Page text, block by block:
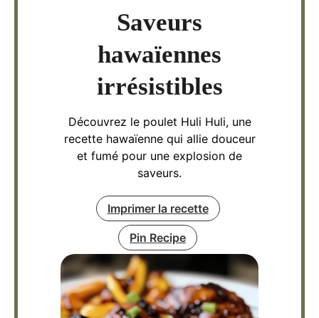
Saveurs
hawaïennes
irrésistibles
Découvrez le poulet Huli Huli, une
recette hawaïenne qui allie douceur
et fumé pour une explosion de
saveurs.
Imprimer la recette
Pin Recipe